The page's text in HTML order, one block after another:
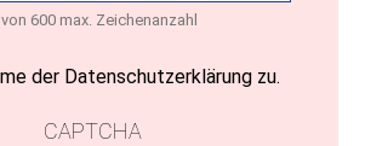
600 max. Zeichenanzahl
der Datenschutzerklärung zu.
CAPTCHA